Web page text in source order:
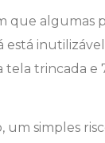
que algumas
está
tela trincada e
um simples